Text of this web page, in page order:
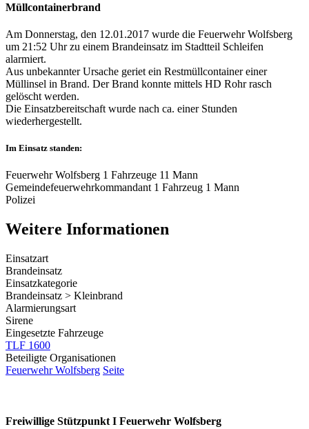
Müllcontainerbrand
Am Donnerstag, den 12.01.2017 wurde die Feuerwehr Wolfsberg
um 21:52 Uhr zu einem Brandeinsatz im Stadtteil Schleifen
alarmiert.
Aus unbekannter Ursache geriet ein Restmüllcontainer einer
Müllinsel in Brand. Der Brand konnte mittels HD Rohr rasch
gelöscht werden.
Die Einsatzbereitschaft wurde nach ca. einer Stunden
wiederhergestellt.
Im Einsatz standen:
Feuerwehr Wolfsberg 1 Fahrzeuge 11 Mann
Gemeindefeuerwehrkommandant 1 Fahrzeug 1 Mann
Polizei
Weitere Informationen
Einsatzart
Brandeinsatz
Einsatzkategorie
Brandeinsatz > Kleinbrand
Alarmierungsart
Sirene
Eingesetzte Fahrzeuge
TLF 1600
Beteiligte Organisationen
Feuerwehr Wolfsberg Seite
Freiwillige Stützpunkt I Feuerwehr Wolfsberg